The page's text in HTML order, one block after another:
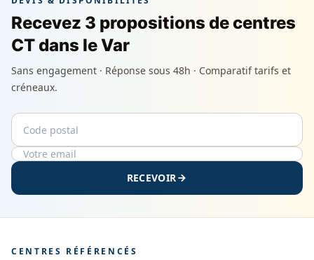
Recevez 3 propositions de centres
CT dans le Var
Sans engagement · Réponse sous 48h · Comparatif tarifs et
créneaux.
Code postal
Email
RECEVOIR
CENTRES RÉFÉRENCÉS